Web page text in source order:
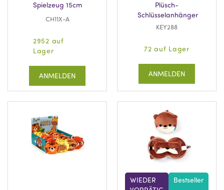
Spielzeug 15cm
CH11X-A
2952 auf
Lager
ANMELDEN
Plüsch-
Schlüsselanhänger
KEY288
72 auf Lager
ANMELDEN
WIEDER
Bestseller